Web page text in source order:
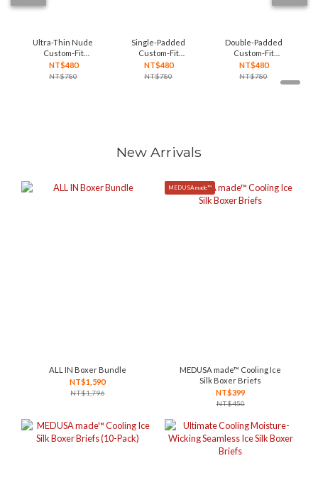
Ultra-Thin Nude
Custom-Fit
Invisible Bra
NT$480
NT$780
Single-Padded
Custom-Fit
Invisible Bra
(Nude / Blush
NT$480
NT$780
Double-Padded
Custom-Fit
Invisible Bra
(Nude / Blush
NT$480
NT$780
New Arrivals
ALL IN Boxer Bundle
NT$1,590
NT$1,796
MEDUSA made™
MEDUSA made™ Cooling Ice
Silk Boxer Briefs
NT$399
NT$450